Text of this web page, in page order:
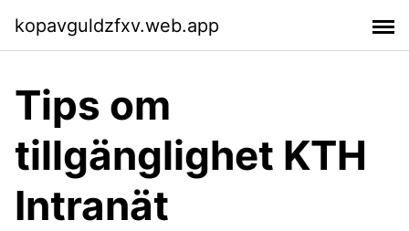
kopavguldzfxv.web.app
Tips om
tillgänglighet KTH
Intranät